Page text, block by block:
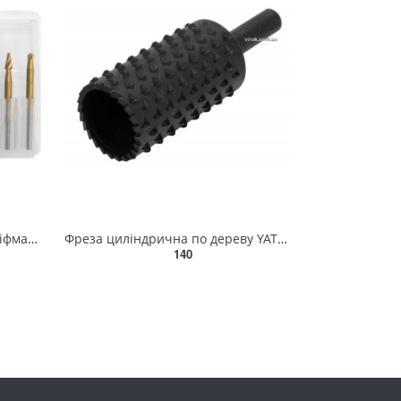
Фрези різної форми до мінішліфмашинок YATO, Ø= 2-16 мм, l= 40 мм з шпинделем Ø= 3,2 мм, компл. 10шт.
Фреза циліндрична по дереву YATO, для дрилі, Ø= 20 мм, з шпінделем Ø= 6 мм [10/120] YT-61706
140